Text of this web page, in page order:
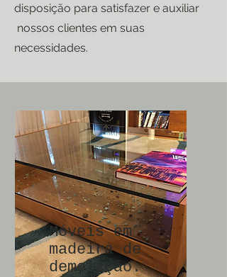
disposição para satisfazer e auxiliar
nossos clientes em suas
necessidades.
Móveis em
madeira de
demolição.